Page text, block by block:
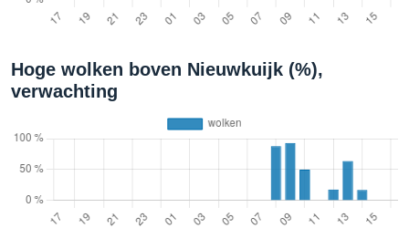
Hoge wolken boven Nieuwkuijk (%),
verwachting